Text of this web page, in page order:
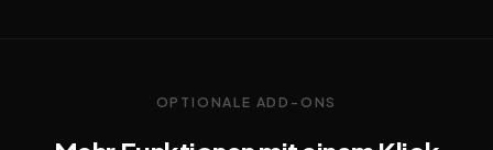
OPTIONALE ADD-ONS